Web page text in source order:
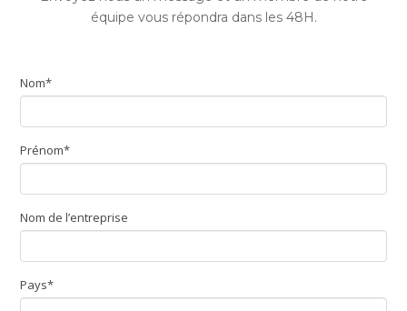
équipe vous répondra dans les 48H.
Nom*
Prénom*
Nom de l’entreprise
Pays*